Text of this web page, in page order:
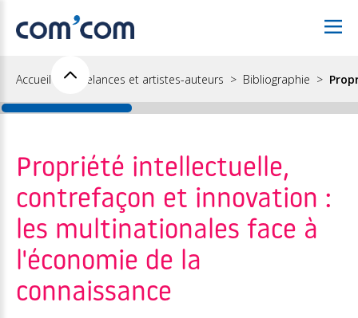
Accueil Freelances et artistes-auteurs Bibliographie
Propriété intellectuelle,
contrefaçon et innovation :
les multinationales face à
l'économie de la
connaissance